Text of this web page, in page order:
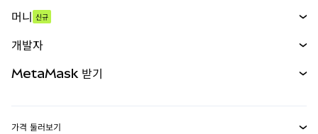
무기한 선물
실물자산
머니 신규
개발자
MetaMask 받기
가격 둘러보기